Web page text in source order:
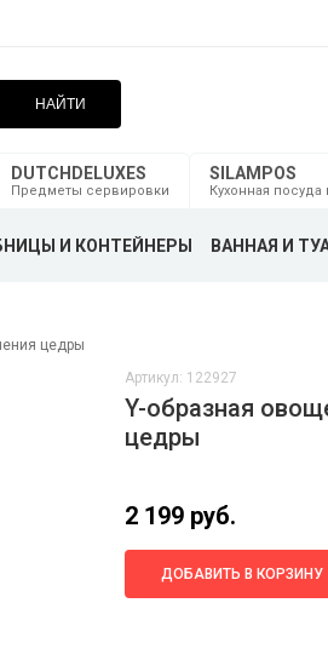
НАЙТИ
DUTCHDELUXES
Предметы сервировки
SILAMPOS
Кухонная посуда
И КОНТЕЙНЕРЫ ВАННАЯ И
цедры
Артикул: 122927
Y-образная
цедры
2 199 руб.
ДОБАВИТЬ В КОРЗИНУ